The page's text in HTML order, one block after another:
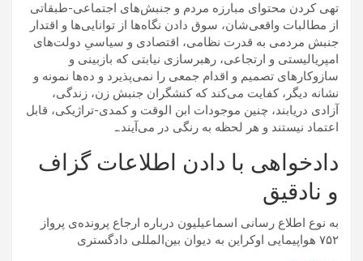
تهی کردن محتوای مبارزه مردم و جنبش‌های اجتماعی-طبقاتی
از مطالبات واقعی‌شان، سوق دادن نگاه‌ها از توانایی‌ها و اقتدار
جنبش مردمی به قدرت نظامی، اقتصادی و سیاسیِ دولت‌های
امپریالیستی و ارتجاعی، رهبرسازی نیابتی که بازبینی و
سازوکارهای تصمیم و اقدام جمعی را نمی‌پذیرد و ده‌ها نمونه و
نشانه دیگر، کفایت می‌کند که کنشگران جنبش زن، زندگی،
آزادی دریابند، چنین موجودات ابن الوقت و کمدی-تراژیکی، قابل
اعتماد نیستند و هر لحظه به رنگی در می‌آیند.ـ
دادخواهی با دادن اطلاعات گزاف
و نادقیق
به نوع اطلاع رسانی اسماعیلیون درباره ارجاع پرونده‌ی پرواز
۷۵۲ هواپیمایی اوکراین به ديوان بين‌المللى دادگسترى